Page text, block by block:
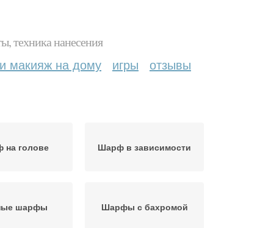
техника нанесения
макияж на дому игры отзывы
на голове Шарф в зависимости
шарфы Шарфы с бахромой